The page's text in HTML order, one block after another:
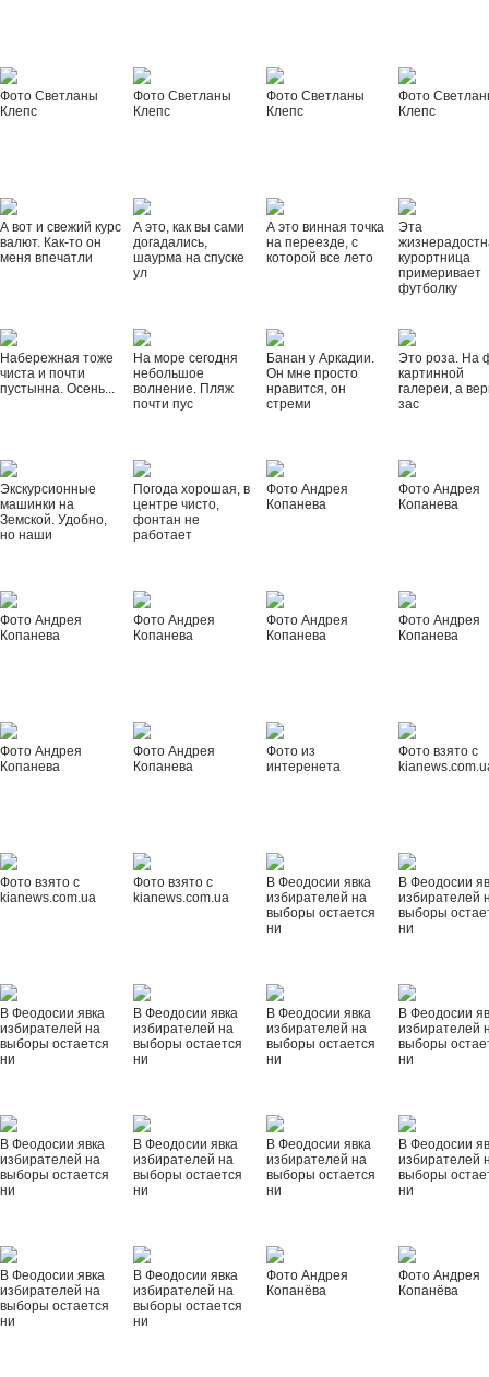
Фото Светланы
Клепс
Фото Светланы
Клепс
Фото Светланы
Клепс
Фото
Клепс
А вот и свежий курс
валют. Как-то он
меня впечатли
А это, как вы сами
догадались,
шаурма на спуске
ул
А это винная точка
на переезде, с
которой все лето
Эта
курортница
примеривает
футболку
Набережная тоже
чиста и почти
пустынна. Осень...
На море сегодня
небольшое
волнение. Пляж
почти пус
Банан у Аркадии.
Он мне просто
нравится, он
стреми
Это роза. На
картинной
галереи, а
зас
Экскурсионные
машинки на
Земской. Удобно,
но наши
Погода хорошая, в
центре чисто,
фонтан не
работает
Фото Андрея
Копанева
Фото Андрея
Копанева
Фото Андрея
Копанева
Фото Андрея
Копанева
Фото Андрея
Копанева
Фото Андрея
Копанева
Фото Андрея
Копанева
Фото Андрея
Копанева
Фото из
интеренета
Фото взято с
Фото взято с
kianews.com.ua
Фото взято с
kianews.com.ua
В Феодосии явка
избирателей на
выборы остается
ни
В Феодосии
избирателей
выборы
ни
В Феодосии явка
избирателей на
выборы остается
ни
В Феодосии явка
избирателей на
выборы остается
ни
В Феодосии явка
избирателей на
выборы остается
ни
В Феодосии
избирателей
выборы
ни
В Феодосии явка
избирателей на
выборы остается
ни
В Феодосии явка
избирателей на
выборы остается
ни
В Феодосии явка
избирателей на
выборы остается
ни
В Феодосии
избирателей
выборы
ни
В Феодосии явка
избирателей на
выборы остается
ни
В Феодосии явка
избирателей на
выборы остается
ни
Фото Андрея
Копанёва
Фото Андрея
Копанёва